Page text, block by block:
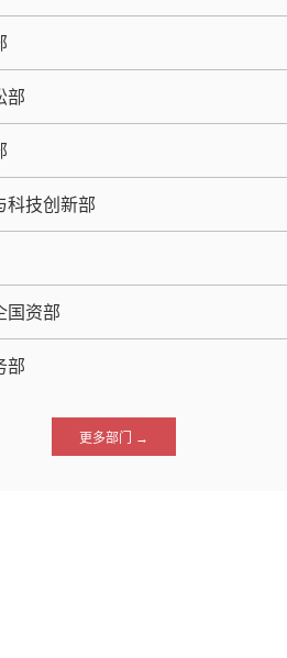
部
科技创新部
国资部
部
更多部门 →